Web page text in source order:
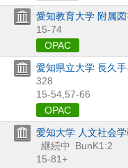
愛知教育大学 附属
15-74
OPAC
愛知県立大学 長久
328
15-54, 57-66
OPAC
愛知大学 人文社会
継続中
BunK1:2
15-81+